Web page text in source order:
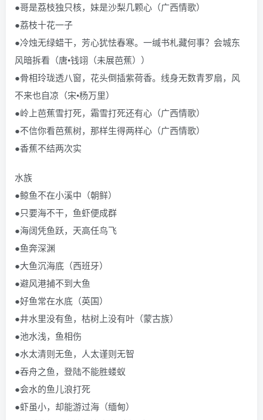
●哥是荔枝独只核，妹是沙梨几颗心（广西情歌）
●荔枝十花一子
●冷烛无绿蜡干，芳心犹怯春寒。一缄书札藏何事？会城东
风暗拆看（唐•钱翊（未展芭蕉））
●骨相玲珑透八窗，花头倒插紫荷香。线身无数青罗扇，风
不来也自凉（宋•杨万里）
●岭上芭蕉雪打死，霜雪打死还有心（广西情歌）
●不信你看芭蕉树，那样生得两样心（广西情歌）
●香蕉不结两次实
水族
●鲸鱼不在小溪中（朝鲜）
●只要海不干，鱼虾便成群
●海阔凭鱼跃，天高任鸟飞
●鱼奔深渊
●大鱼沉海底（西班牙）
●避风港捕不到大鱼
●好鱼常在水底（英国）
●井水里没有鱼，枯树上没有叶（蒙古族）
●池水浅，鱼相伤
●水太清则无鱼，人太谨则无智
●吞舟之鱼，登陆不能胜蝼蚁
●会水的鱼儿浪打死
●虾虽小，却能游过海（缅甸）